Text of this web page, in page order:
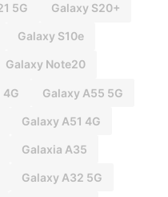
5G Galaxy S20+
Galaxy S10e
Galaxy Note20
4G Galaxy A55 5G
Galaxy A51 4G
Galaxia A35
Galaxy A32 5G